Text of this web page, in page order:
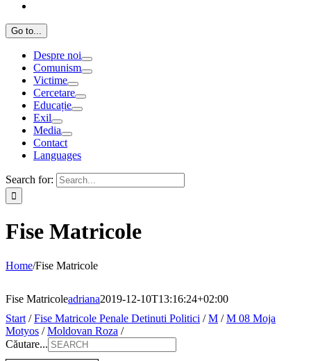
Go to...
Despre noi
Comunism
Victime
Cercetare
Educație
Exil
Media
Contact
Languages
Search for:
Fise Matricole
Home/Fise Matricole
Fise Matricoleadriana2019-12-10T13:16:24+02:00
Start /Fise Matricole Penale Detinuti Politici /M /M 08 Moja
Motyos /Moldovan Roza /
Căutare...